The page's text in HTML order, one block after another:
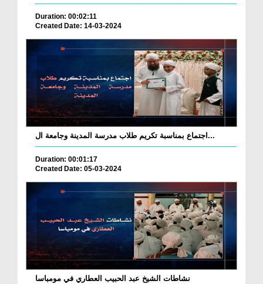
Duration: 00:02:11
Created Date: 14-03-2024
اجتماع بمناسبة تكريم طلاب مدرسة المدينة وجامعة ال...
Duration: 00:01:17
Created Date: 05-03-2024
نشاطات الشيخ عبد الحبيب العطاري في مومباسا